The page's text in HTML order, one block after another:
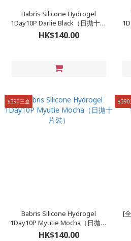
Babris Silicone Hydrogel
1Day10P Darlie Black（日拋十片
裝）
HK$140.00
$390三盒
Babris Silicone Hydrogel
1Day10P Myutie Mocha（日拋十
片裝）
HK$140.00
$390
[